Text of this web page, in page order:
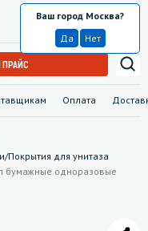
Оплата
Москва
Ваш город Москва?
Да
Нет
/Покрытия для унитаза
бумажные одноразовые